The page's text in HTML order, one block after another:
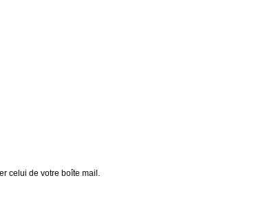
celui de votre boîte mail.